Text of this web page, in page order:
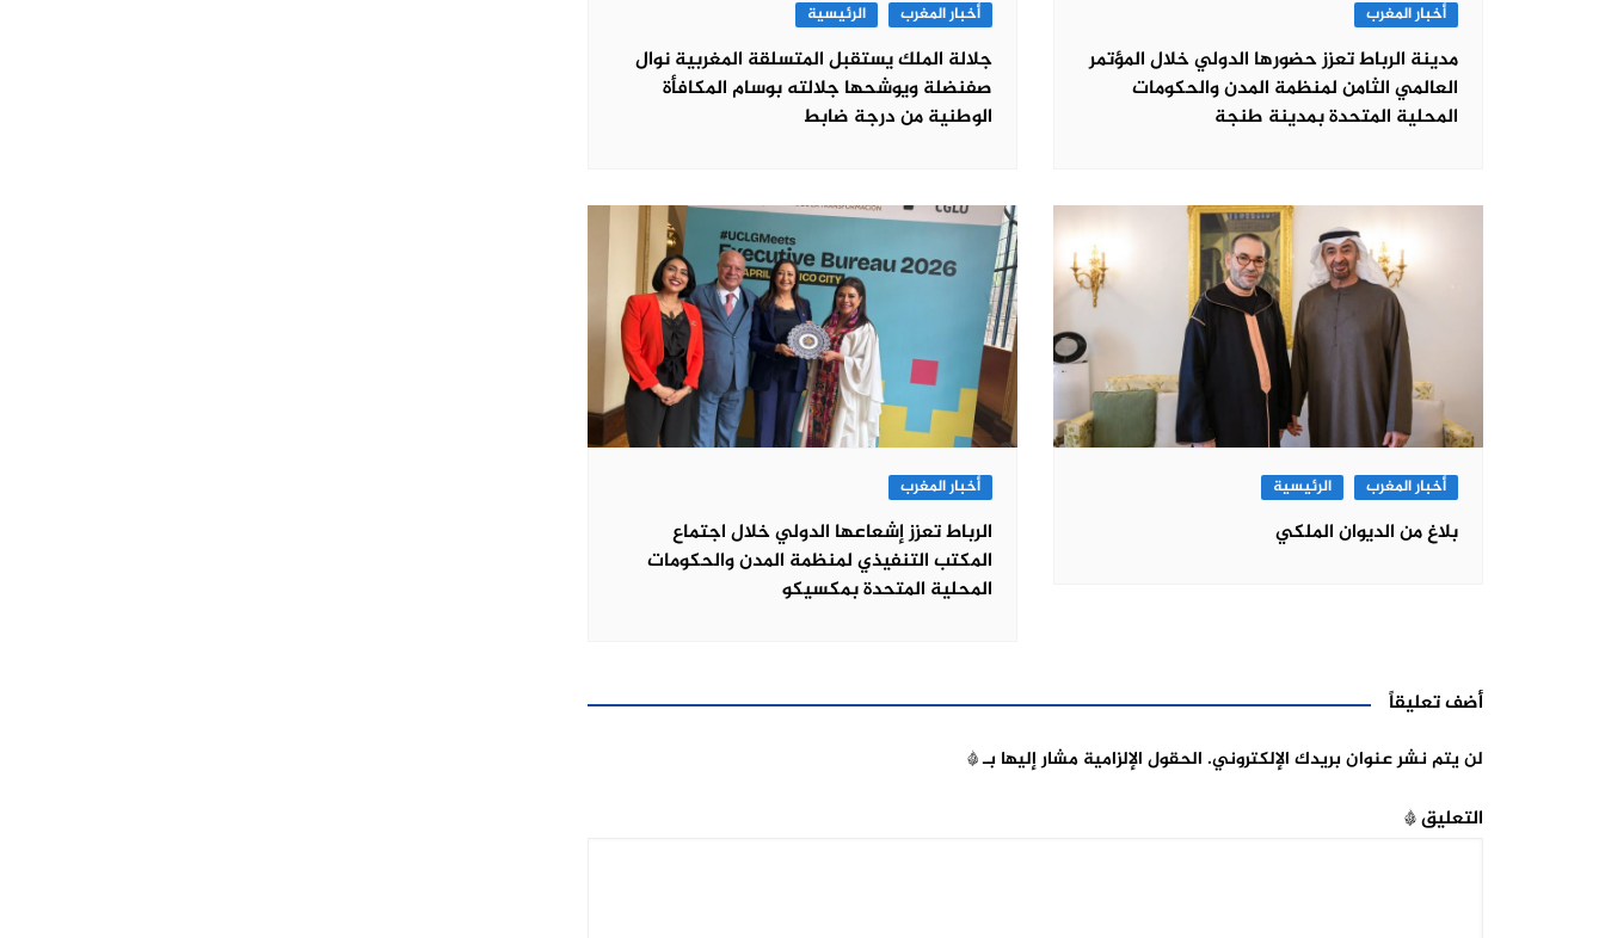
أخبار المغرب
مدينة الرباط تعزز حضورها الدولي خلال المؤتمر
العالمي الثامن لمنظمة المدن والحكومات
المحلية المتحدة بمدينة طنجة
أخبار المغرب الرئيسية
جلالة الملك يستقبل المتسلقة المغربية نوال
صفنضلة ويوشحها جلالته بوسام المكافأة
الوطنية من درجة ضابط
أخبار المغرب الرئيسية
بلاغ من الديوان الملكي
أخبار المغرب
الرباط تعزز إشعاعها الدولي خلال اجتماع
المكتب التنفيذي لمنظمة المدن والحكومات
المحلية المتحدة بمكسيكو
أضف تعليقاً
لن يتم نشر عنوان بريدك الإلكتروني. الحقول الإلزامية مشار إليها بـ*
التعليق*